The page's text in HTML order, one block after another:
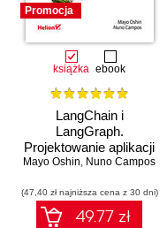
Promocja
książka ebook
LangChain i
LangGraph.
Projektowanie aplikacji
opartych na dużych
w praktyce
Mayo Oshin, Nuno Campos
(47,40 zł najniższa cena z 30 dni)
49.77 zł